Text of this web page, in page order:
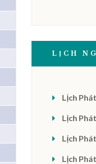
LỊCH
Lịch
Lịch
Lịch
Lịch